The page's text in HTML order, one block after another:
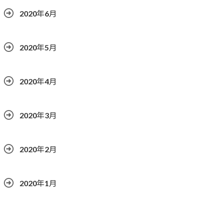
2020年6月
2020年5月
2020年4月
2020年3月
2020年2月
2020年1月